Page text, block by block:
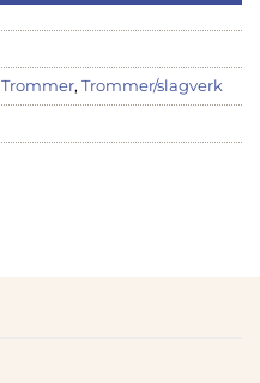
Trommer, Trommer/slagverk